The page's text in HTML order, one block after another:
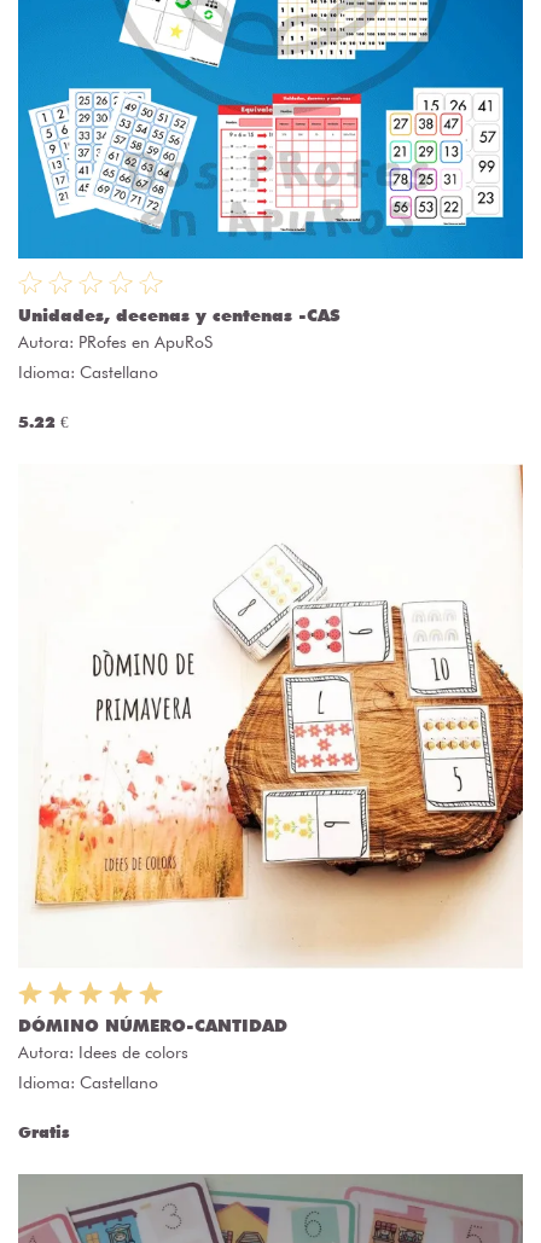
Unidades, decenas y centenas -CAS
Autora: PRofes en ApuRoS
Idioma: Castellano
5.22 €
DÓMINO NÚMERO-CANTIDAD
Autora: Idees de colors
Idioma: Castellano
Gratis